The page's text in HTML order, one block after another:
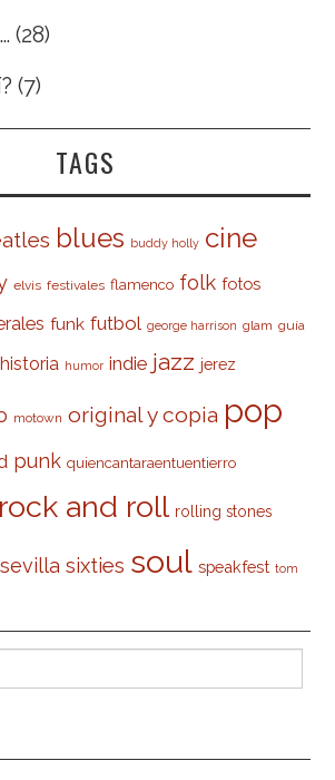
(28)
(7)
TAGS
blues buddy holly cine
elvis festivales flamenco folk fotos
funk futbol george harrison glam guía
historia humor indie jazz jerez
motown original y copia pop
punk quiencantaraentuentierro
rock and roll rolling stones
sevilla sixties soul speakfest tom